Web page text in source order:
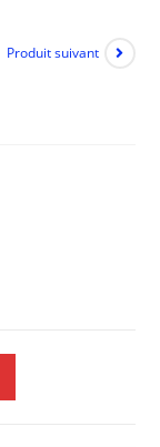
Produit suivant